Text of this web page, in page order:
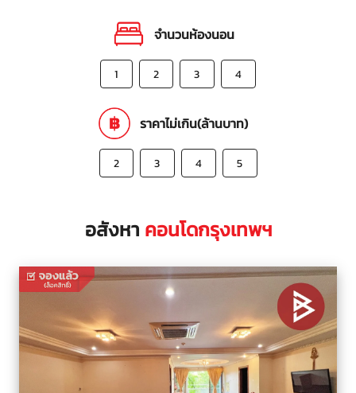
จำนวนห้องนอน
1 2 3 4
ราคาไม่เกิน(ล้านบาท)
2 3 4 5
อสังหา คอนโดกรุงเทพฯ